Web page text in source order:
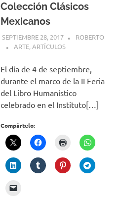
Colección Clásicos
Mexicanos
SEPTIEMBRE 28, 2017
ROBERTO
ARTE,ARTÍCULOS
El día de 4 de septiembre,
durante el marco de la II Feria
del Libro Humanístico
celebrado en el Instituto[…]
Compártelo: